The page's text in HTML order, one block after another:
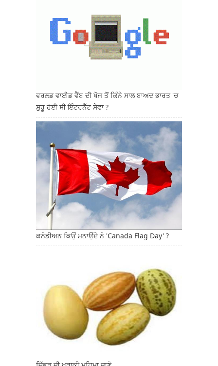
ਵਰਲਡ ਵਾਈਡ ਵੈੱਬ ਦੀ ਖੋਜ ਤੋਂ ਕਿੰਨੇ ਸਾਲ ਬਾਅਦ ਭਾਰਤ 'ਚ
ਸ਼ੁਰੂ ਹੋਈ ਸੀ ਇੰਟਰਨੈੱਟ ਸੇਵਾ ?
ਕਨੇਡੀਅਨ ਕਿਉਂ ਮਨਾਉਂਦੇ ਨੇ 'Canada Flag Day' ?